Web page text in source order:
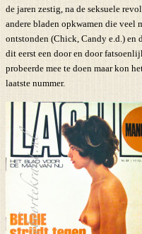
de jaren zestig, na de seksuele
andere bladen opkwamen die veel
ontstonden (Chick, Candy e.d.) en
dit eerst een door en door
probeerde mee te doen maar kon
laatste nummer.